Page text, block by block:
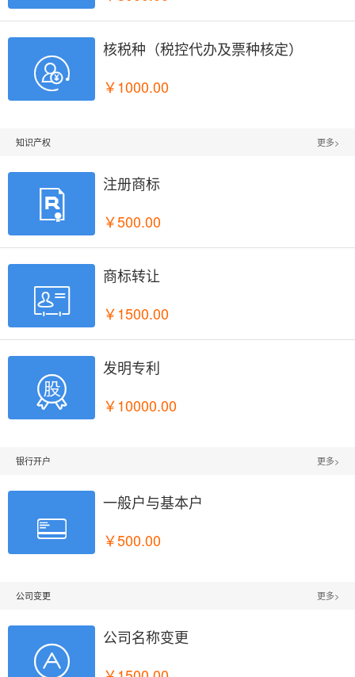

核税种（税控代办及票种核定）
￥1000.00
知识产权 更多>

注册商标
￥500.00

商标转让
￥1500.00

发明专利
￥10000.00
银行开户 更多>

一般户与基本户
￥500.00
公司变更 更多>

公司名称变更